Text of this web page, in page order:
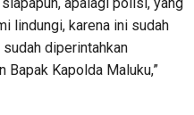
lindungi, karena ini sudah
diperintahkan
Bapak Kapolda Maluku,”